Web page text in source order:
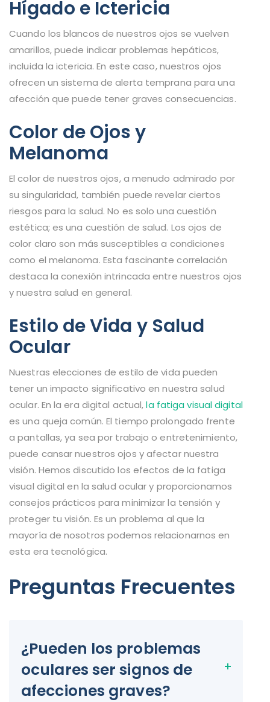
Hígado e Ictericia
Cuando los blancos de nuestros ojos se vuelven
amarillos, puede indicar problemas hepáticos,
incluida la ictericia. En este caso, nuestros ojos
ofrecen un sistema de alerta temprana para una
afección que puede tener graves consecuencias.
Color de Ojos y
Melanoma
El color de nuestros ojos, a menudo admirado por
su singularidad, también puede revelar ciertos
riesgos para la salud. No es solo una cuestión
estética; es una cuestión de salud. Los ojos de
color claro son más susceptibles a condiciones
como el melanoma. Esta fascinante correlación
destaca la conexión intrincada entre nuestros ojos
y nuestra salud en general.
Estilo de Vida y Salud
Ocular
Nuestras elecciones de estilo de vida pueden
tener un impacto significativo en nuestra salud
ocular. En la era digital actual,la fatiga visual digital
es una queja común. El tiempo prolongado frente
a pantallas, ya sea por trabajo o entretenimiento,
puede cansar nuestros ojos y afectar nuestra
visión. Hemos discutido los efectos de la fatiga
visual digital en la salud ocular y proporcionamos
consejos prácticos para minimizar la tensión y
proteger tu visión. Es un problema al que la
mayoría de nosotros podemos relacionarnos en
esta era tecnológica.
Preguntas Frecuentes
¿Pueden los problemas
oculares ser signos de
afecciones graves?